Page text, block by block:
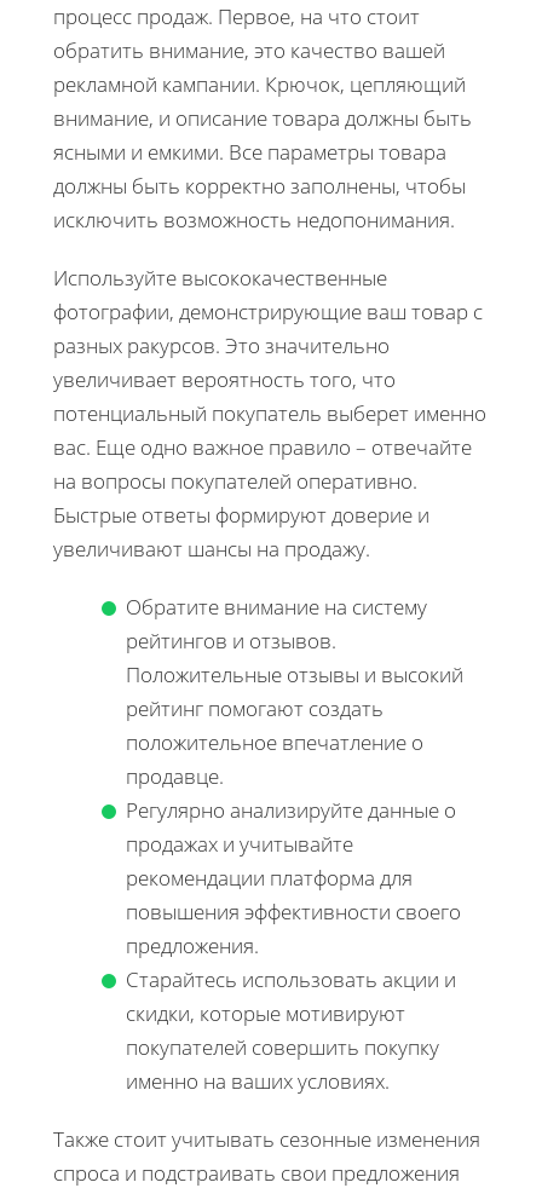
процесс продаж. Первое, на что стоит
обратить внимание, это качество вашей
рекламной кампании. Крючок, цепляющий
внимание, и описание товара должны быть
ясными и емкими. Все параметры товара
должны быть корректно заполнены, чтобы
исключить возможность недопонимания.
Используйте высококачественные
фотографии, демонстрирующие ваш товар с
разных ракурсов. Это значительно
увеличивает вероятность того, что
потенциальный покупатель выберет именно
вас. Еще одно важное правило – отвечайте
на вопросы покупателей оперативно.
Быстрые ответы формируют доверие и
увеличивают шансы на продажу.
Обратите внимание на систему
рейтингов и отзывов.
Положительные отзывы и высокий
рейтинг помогают создать
положительное впечатление о
продавце.
Регулярно анализируйте данные о
продажах и учитывайте
рекомендации платформа для
повышения эффективности своего
предложения.
Старайтесь использовать акции и
скидки, которые мотивируют
покупателей совершить покупку
именно на ваших условиях.
Также стоит учитывать сезонные изменения
спроса и подстраивать свои предложения